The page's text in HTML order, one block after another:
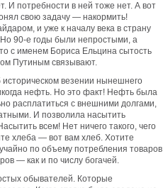
И потребности в ней тоже нет. А вот
свою задачу — накормить!
и уже к началу века в страну
90-е годы были непростыми, а
с именем Бориса Ельцина сытость
Путиным связывают.
везении нынешнего
нефть. Но это факт! Нефть была
расплатиться с внешними долгами,
И позволила насытить
всем! Нет ничего такого, чего
хлеба — вот вам хлеб. Хотите
по объему потребления товаров
— как и по числу богачей.
обывателей. Которые